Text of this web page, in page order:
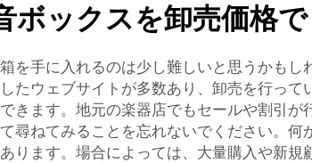
ボックスを卸売価格
を手に入れるのは少し難しいと思うかも
たウェブサイトが多数あり、卸売を行っ
きます。地元の楽器店でもセールや割引
尋ねてみることを忘れないでください。
ります。場合によっては、大量購入や新